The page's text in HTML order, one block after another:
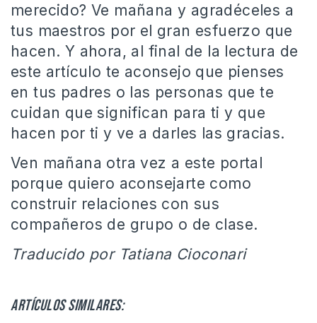
merecido? Ve mañana y agradéceles a
tus maestros por el gran esfuerzo que
hacen. Y ahora, al final de la lectura de
este artículo te aconsejo que pienses
en tus padres o las personas que te
cuidan que significan para ti y que
hacen por ti y ve a darles las gracias.
Ven mañana otra vez a este portal
porque quiero aconsejarte como
construir relaciones con sus
compañeros de grupo o de clase.
Traducido por Tatiana Cioconari
Artículos similares: